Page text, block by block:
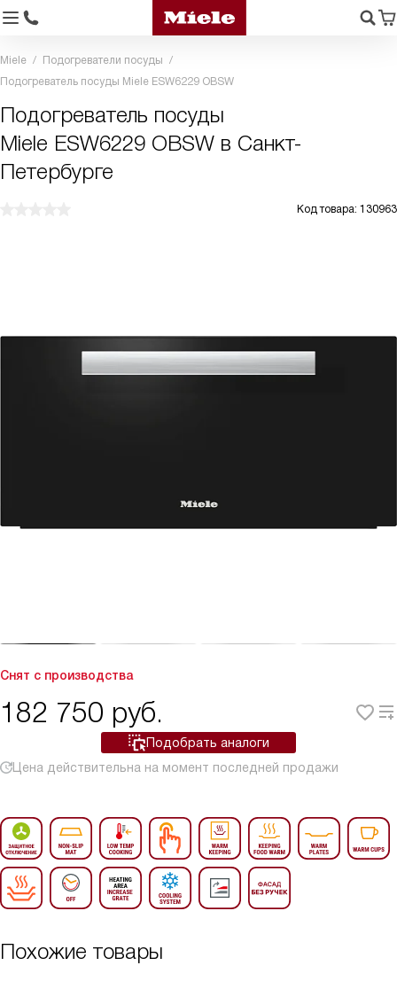
Miele
Подогреватели посуды
Подогреватель посуды Miele ESW6229 OBSW
Подогреватель посуды
Miele ESW6229 OBSW в Санкт-
Петербурге
Код товара: 130963
Снят с производства
182 750 руб.
Подобрать аналоги
Цена действительна на момент последней продажи
Похожие товары